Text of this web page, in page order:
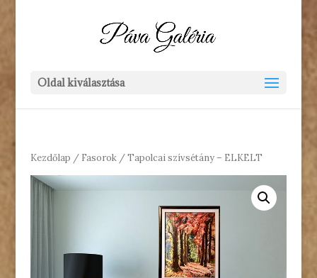
Oldal kiválasztása
Kezdőlap / Fasorok/ Tapolcai szívsétány – ELKELT